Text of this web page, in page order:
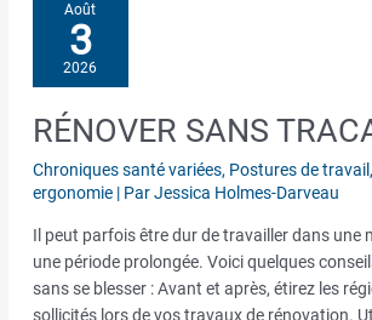
Août
3
2026
RÉNOVER SANS
Chroniques santé variées, Postures de
ergonomie | ParJessica Holmes-Darveau
Il peut parfois être dur de travailler dans une
une période prolongée. Voici quelques
sans se blesser : Avant et après, étirez les
sollicités lors de vos travaux de rénovation.
Rénover
tracas
!